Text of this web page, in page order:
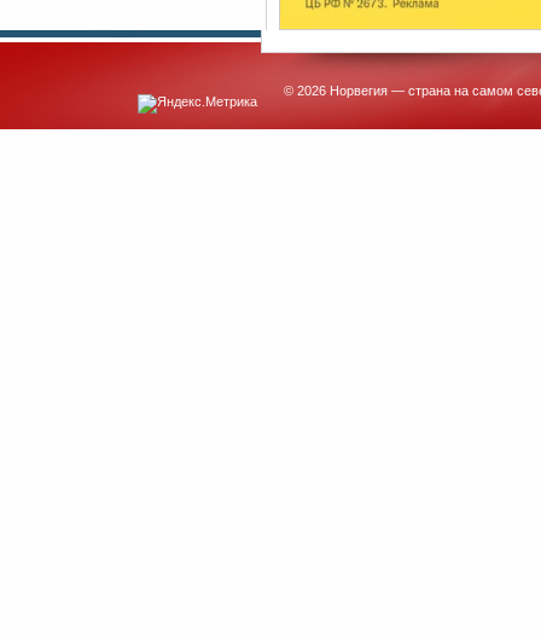
© 2026 Норвегия — страна на самом